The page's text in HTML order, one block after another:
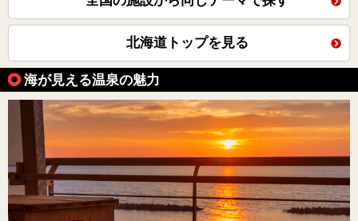
北海道トップを見る
海が見える温泉の魅力